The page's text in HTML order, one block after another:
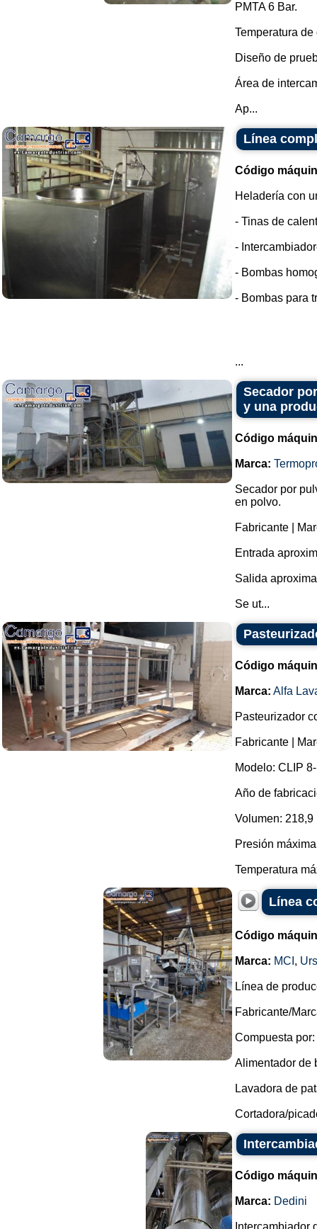
PMTA 6 Bar.
Temperatura
Diseño de
Área de
Ap...
Línea
Código
Heladería con
- Tinas de
-
- Bombas
- Bombas para
...
Secador
y una
Código
Marca:
Secador por
en polvo.
Fabricante |
Entrada
Salida
Se ut...
Código
Marca: Alfa
Pasteurizador
Fabricante |
Modelo: CLIP
Año de
Volumen: 218,9
Presión
Temperatura
Línea
Código
Marca: MCI ,
Línea de
Fabricante/
Compuesta por:
Alimentador de
Lavadora de
Cortadora/
Código
Marca: Dedini
Intercambiador